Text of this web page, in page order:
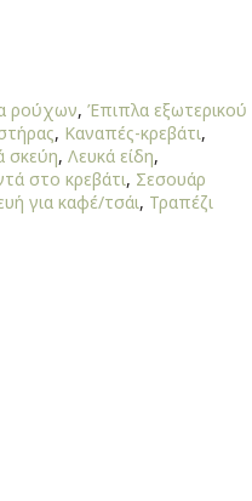
ρούχων, Έπιπλα εξωτερικού
, Καναπές-κρεβάτι,
σκεύη, Λευκά είδη,
στο κρεβάτι, Σεσουάρ
για καφέ/τσάι, Τραπέζι